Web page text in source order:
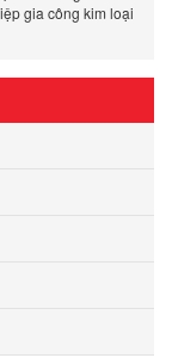
gia công kim loại